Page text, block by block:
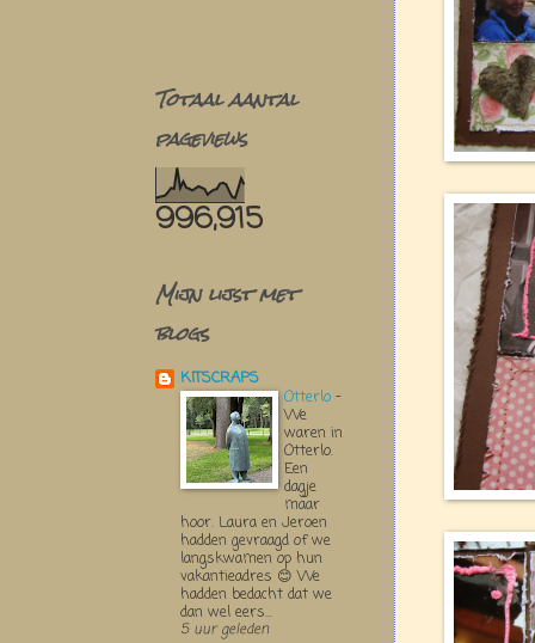
Totaal aantal
pageviews
996,915
Mijn lijst met
blogs
KITSCRAPS
Otterlo -
We
waren in
Otterlo.
Een
dagje
maar
hoor. Laura en Jeroen
hadden gevraagd of we
langskwamen op hun
vakantieadres 😊 We
hadden bedacht dat we
dan wel eers...
5 uur geleden